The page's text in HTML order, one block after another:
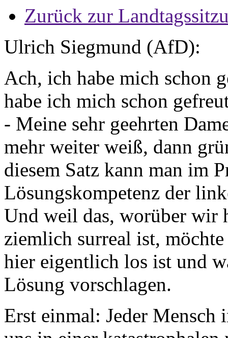
Zurück zur
Ulrich Siegmund (AfD):
Ach, ich habe mich schon
habe ich mich schon
- Meine sehr geehrten
mehr weiter weiß, dann
diesem Satz kann man im
Lösungskompetenz der
Und weil das, worüber wir
ziemlich surreal ist,
hier eigentlich los ist und
Lösung vorschlagen.
Erst einmal: Jeder Mensch